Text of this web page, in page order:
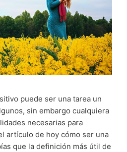
puede ser una tarea un
sin embargo cualquiera
necesarias para
artículo de hoy cómo ser una
que la definición más útil de